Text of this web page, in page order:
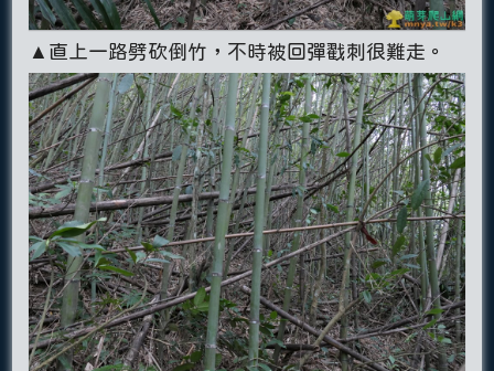
▲直上一路劈砍倒竹，不時被回彈戳刺很難走。